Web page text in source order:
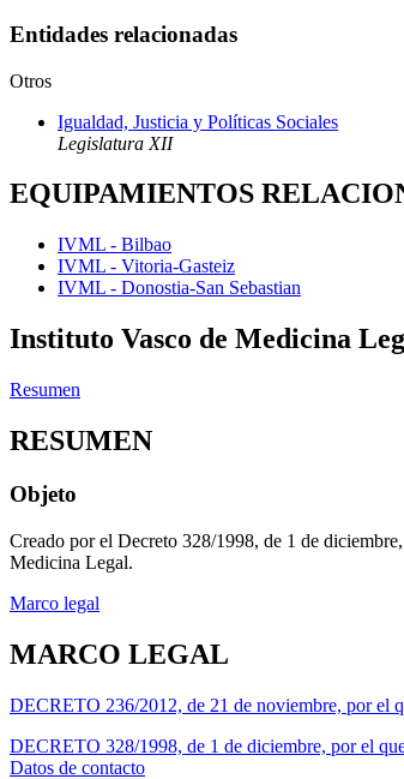
Entidades relacionadas
Otros
Igualdad, Justicia y Políticas Sociales
Legislatura XII
EQUIPAMIENTOS
IVML - Bilbao
IVML - Vitoria-Gasteiz
IVML - Donostia-San Sebastian
Instituto Vasco de Medicina
Resumen
RESUMEN
Objeto
Creado por el Decreto 328/1998, de 1 de
Medicina Legal.
Marco legal
MARCO LEGAL
DECRETO 236/2012, de 21 de noviembre, por el
DECRETO 328/1998, de 1 de diciembre, por el
Datos de contacto